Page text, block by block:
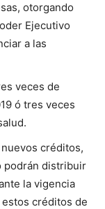
otorgando
Ejecutivo
a las
veces de
ó tres veces
nuevos créditos,
podrán distribuir
la vigencia
estos créditos de